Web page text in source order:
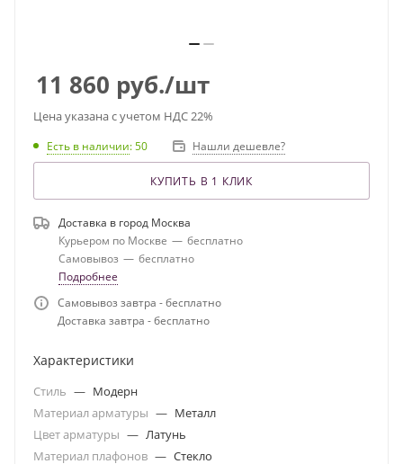
11 860 руб./шт
Цена указана с учетом НДС 22%
Есть в наличии: 50 Нашли дешевле?
КУПИТЬ В 1 КЛИК
Доставка в город Москва
Курьером по Москве — бесплатно
Самовывоз — бесплатно
Подробнее
Самовывоз завтра - бесплатно
Доставка завтра - бесплатно
Характеристики
Стиль — Модерн
Материал арматуры — Металл
Цвет арматуры — Латунь
Материал плафонов — Стекло